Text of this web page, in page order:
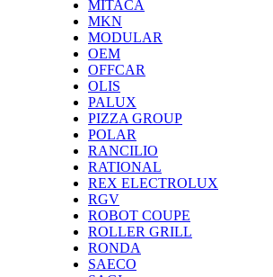
MITACA
MKN
MODULAR
OEM
OFFCAR
OLIS
PALUX
PIZZA GROUP
POLAR
RANCILIO
RATIONAL
REX ELECTROLUX
RGV
ROBOT COUPE
ROLLER GRILL
RONDA
SAECO